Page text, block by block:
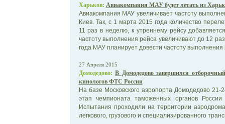
Харьков: Авиакомпания МАУ будет летать из
Авиакомпания МАУ увеличивает частоту
Киев. Так, с 1 марта 2015 года количество
11 раз в неделю, к утреннему рейсу
частоту выполнения рейса увеличивают до 12
года МАУ планирует довести частоту
27 Апреля 2015
Домодедово: В Домодедово завершился
кинологов ФТС России
На базе Московского аэропорта Домодедово 21-
этап чемпионата таможенных органов России
Испытания проходили на территории
легкового, грузового и специализированного